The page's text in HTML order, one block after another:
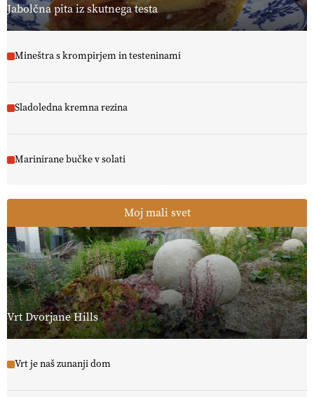
Jabolčna pita iz skutnega testa
Mineštra s krompirjem in testeninami
Sladoledna kremna rezina
Marinirane bučke v solati
Moj mali svet
Vrt Dvorjane Hills
Vrt je naš zunanji dom